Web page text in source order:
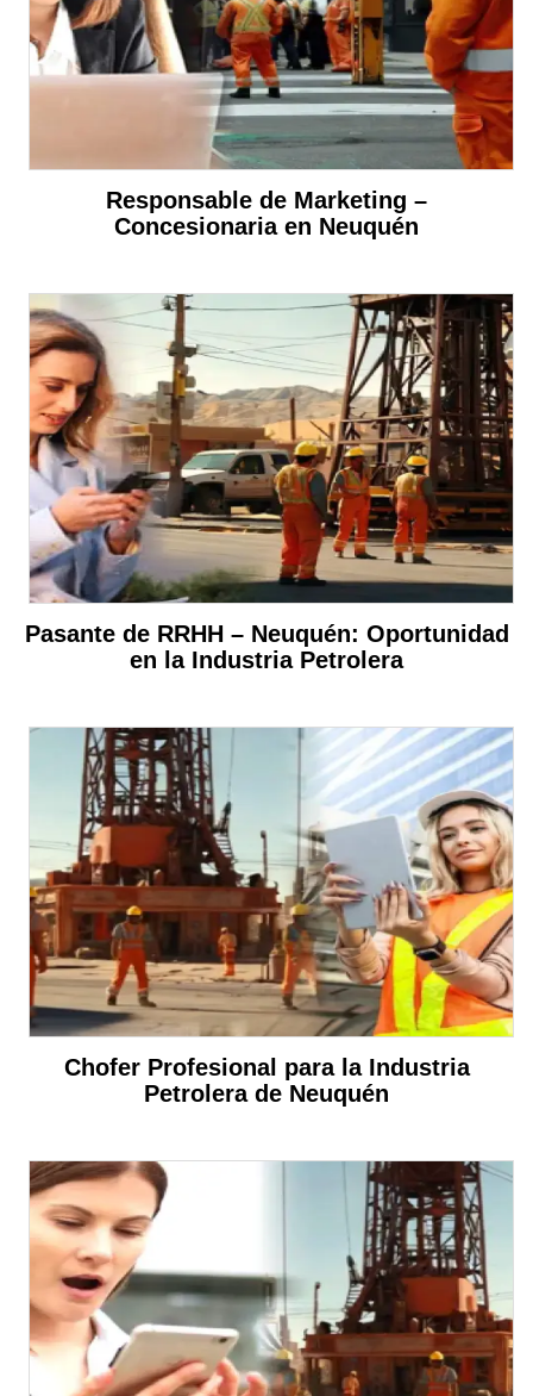
Responsable de Marketing –
Concesionaria en Neuquén
Pasante de RRHH – Neuquén: Oportunidad
en la Industria Petrolera
Chofer Profesional para la Industria
Petrolera de Neuquén